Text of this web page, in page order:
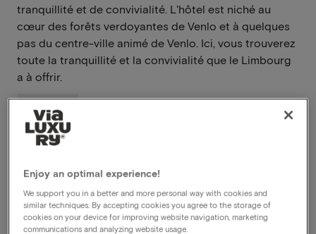
tranquillité et de convivialité. L'hôtel est niché au
cœur des forêts verdoyantes de Venlo et à quelques
pas du centre-ville animé de Venlo. Ici, vous trouverez
toute la tranquillité et la convivialité que le Limbourg
a à offrir.
En savoir plus
Environnement boisé
Animaux autorisés
Dîner inclus
Parking gratuit
Enjoy an optimal experience!
We support you in a better and more personal way with cookies and
similar techniques. By accepting cookies you agree to the storage of
cookies on your device for improving website navigation, marketing
communications and analyzing website usage.